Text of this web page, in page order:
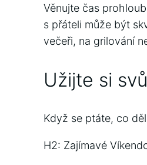
Věnujte čas
s přáteli může být
večeři, na grilování
Užijte si
Když se ptáte, co
H2: Zajímavé